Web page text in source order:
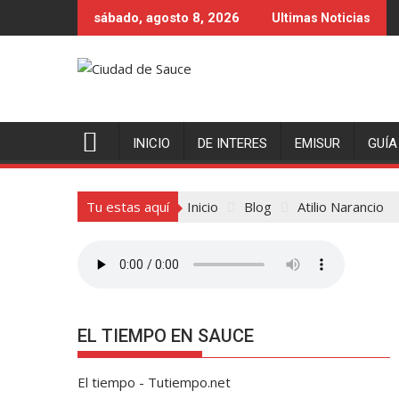
al
sábado, agosto 8, 2026 Ultimas Noticias
INICIO DE INTERES EMISUR GUÍA
Tu estas aquí Inicio Blog Atilio Narancio
EL TIEMPO EN SAUCE
El tiempo - Tutiempo.net